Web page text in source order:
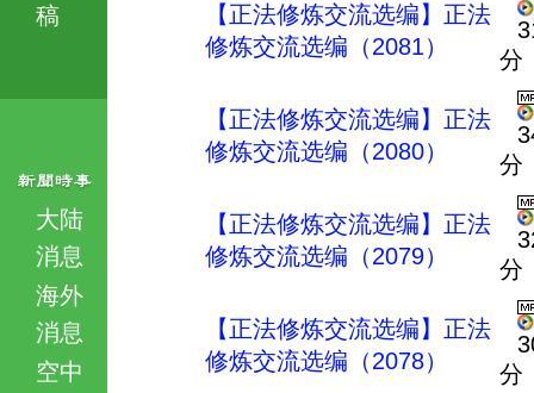
稿
大陆
消息
海外
消息
空中
【正法修炼交流选编】正法
修炼交流选编（2081）
分
【正法修炼交流选编】正法
修炼交流选编（2080）
分
【正法修炼交流选编】正法
修炼交流选编（2079）
分
【正法修炼交流选编】正法
修炼交流选编（2078）
分